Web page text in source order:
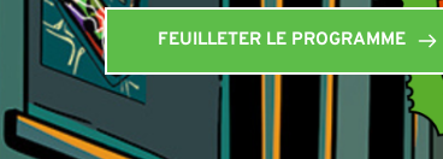
FEUILLETER LE PROGRAMME